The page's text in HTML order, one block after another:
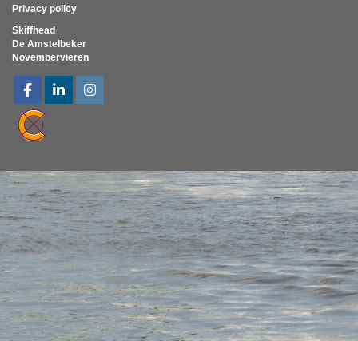
Privacy policy
Skiffhead
De Amstelbeker
Novembervieren